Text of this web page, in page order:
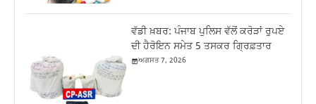
ਵੱਡੀ ਖ਼ਬਰ: ਪੰਜਾਬ ਪੁਲਿਸ ਵੱਲੋਂ ਕਰੋੜਾਂ ਰੁਪਏ
ਦੀ ਹੈਰੋਇਨ ਸਮੇਤ 5 ਤਸਕਰ ਗ੍ਰਿਫ਼ਤਾਰ
ਅਗਸਤ 7, 2026